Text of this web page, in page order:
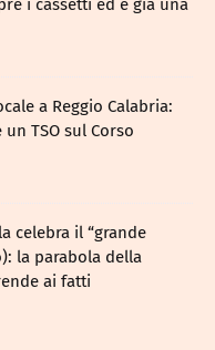
i cassetti ed è già una
a Reggio Calabria:
TSO sul Corso
celebra il “grande
la parabola della
ai fatti